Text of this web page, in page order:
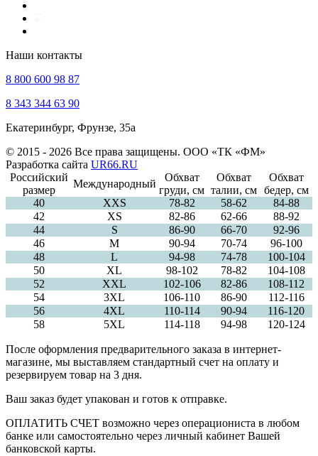
Наши контакты
8 800 600 98 87
8 343 344 63 90
Екатеринбург, Фрунзе, 35а
© 2015 - 2026 Все права защищены. ООО «ТК «ФМ»
Разработка сайта UR66.RU
Российский
размер
Международный
Обхват
груди, см
Обхват
талии, см
Обхват
бедер, см
40
ХXS 78-82 58-62
84-88
42
XS 82-86 62-66
88-92
44
S 86-90 66-70
92-96
46
M 90-94 70-74
96-100
48
L 94-98 74-78
100-104
50
XL 98-102 78-82
104-108
52
XXL 102-106 82-86
108-112
54
3XL 106-110 86-90
112-116
56
4XL 110-114 90-94
116-120
58
5XL 114-118 94-98 120-124
После оформления предварительного заказа в интернет-
магазине, мы выставляем стандартный счет на оплату и
резервируем товар на 3 дня.
Ваш заказ будет упакован и готов к отправке.
ОПЛАТИТЬ СЧЕТ возможно через операциониста в любом
банке или самостоятельно через личный кабинет Вашей
банковской карты.